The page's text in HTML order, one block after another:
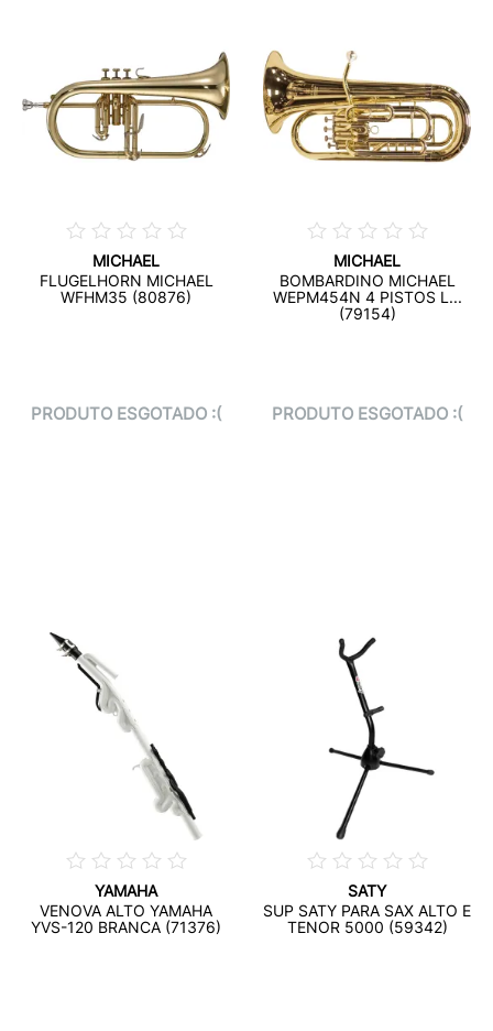
MICHAEL
FLUGELHORN MICHAEL
WFHM35 (80876)
PRODUTO ESGOTADO :(
MICHAEL
BOMBARDINO MICHAEL
WEPM454N 4 PISTOS L...
(79154)
PRODUTO ESGOTADO :(
YAMAHA
VENOVA ALTO YAMAHA
YVS-120 BRANCA (71376)
SATY
SUP SATY PARA SAX ALTO E
TENOR 5000 (59342)